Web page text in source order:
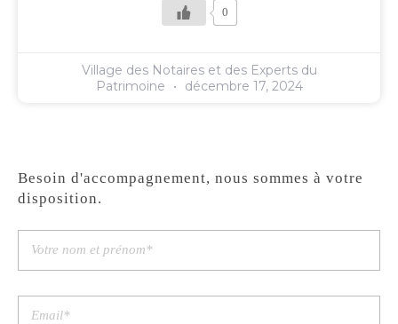
0
Village des Notaires et des Experts du
Patrimoine
décembre 17, 2024
Besoin d'accompagnement, nous sommes à votre
disposition.